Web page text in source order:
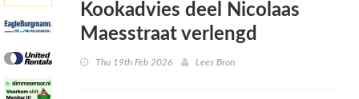
Kookadvies deel Nicolaas
Maesstraat verlengd
Thu 19th Feb 2026 Lees Bron